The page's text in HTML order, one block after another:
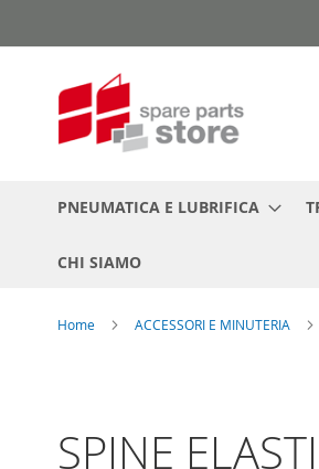
al
PNEUMATICA E LUBRIFICA
CHI SIAMO
Home ACCESSORI E MINUTERIA
SPINE